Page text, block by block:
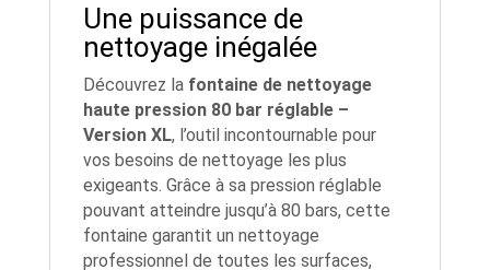
Une puissance de
nettoyage inégalée
Découvrez la fontaine de nettoyage
haute pression 80 bar réglable –
Version XL, l’outil incontournable pour
vos besoins de nettoyage les plus
exigeants. Grâce à sa pression réglable
pouvant atteindre jusqu’à 80 bars, cette
fontaine garantit un nettoyage
professionnel de toutes les surfaces,